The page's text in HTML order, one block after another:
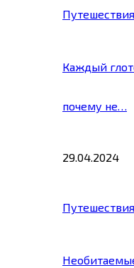
Путешествия
Каждый
почему не…
29.04.2024
Путешествия